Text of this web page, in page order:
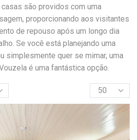
são providos com uma
proporcionando aos visitantes
de repouso após um longo dia
Se você está planejando uma
simplesmente quer se mimar, uma
é uma fantástica opção.